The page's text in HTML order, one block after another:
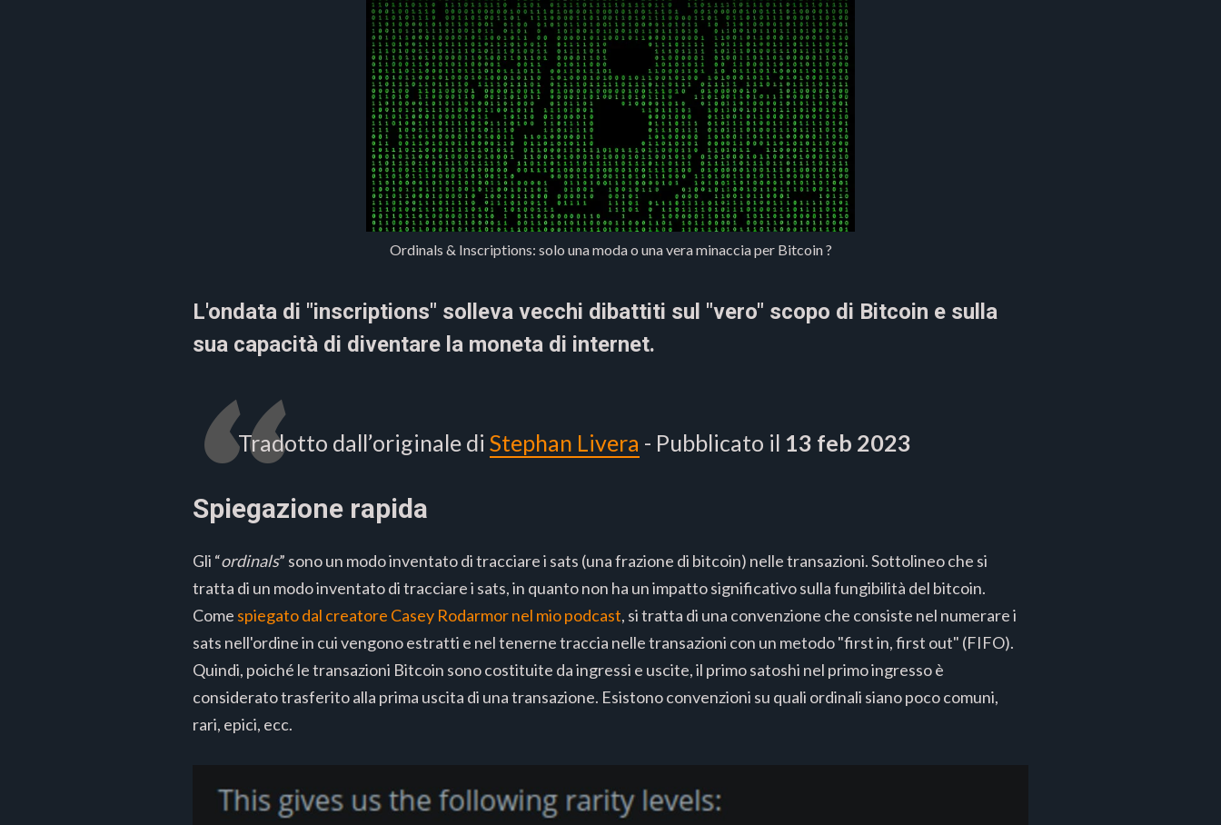
Ordinals & Inscriptions: solo una moda o una vera minaccia per Bitcoin ?
L'ondata di "inscriptions" solleva vecchi dibattiti sul "vero" scopo di Bitcoin e sulla
sua capacità di diventare la moneta di internet.
Tradotto dall’originale di Stephan Livera - Pubblicato il 13 feb 2023
Spiegazione rapida
Gli “ordinals” sono un modo inventato di tracciare i sats (una frazione di bitcoin) nelle transazioni. Sottolineo che si
tratta di un modo inventato di tracciare i sats, in quanto non ha un impatto significativo sulla fungibilità del bitcoin.
Come spiegato dal creatore Casey Rodarmor nel mio podcast, si tratta di una convenzione che consiste nel numerare i
sats nell'ordine in cui vengono estratti e nel tenerne traccia nelle transazioni con un metodo "first in, first out" (FIFO).
Quindi, poiché le transazioni Bitcoin sono costituite da ingressi e uscite, il primo satoshi nel primo ingresso è
considerato trasferito alla prima uscita di una transazione. Esistono convenzioni su quali ordinali siano poco comuni,
rari, epici, ecc.